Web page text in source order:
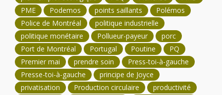
PME
Podemos points saillants
Polémos
Police de Montréal
politique industrielle
politique monétaire
Pollueur-payeur
porc
Port de Montréal
Portugal Poutine
PQ
Premier mai
prendre soin
Press-toi-à-gauche
Presse-toi-à-gauche
principe de Joyce
privatisation
Production circulaire
productivité